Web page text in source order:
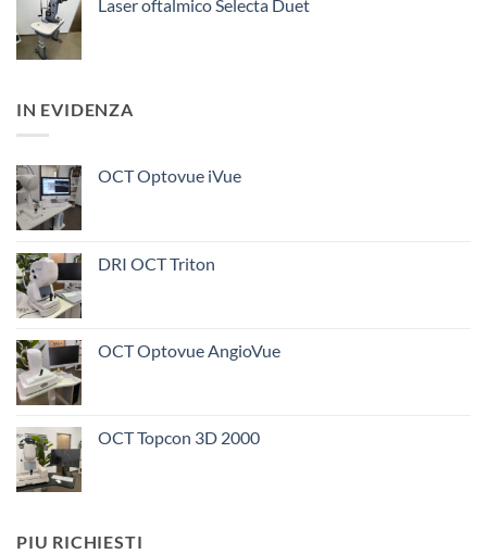
Laser oftalmico Selecta Duet
IN EVIDENZA
OCT Optovue iVue
DRI OCT Triton
OCT Optovue AngioVue
OCT Topcon 3D 2000
PIU RICHIESTI